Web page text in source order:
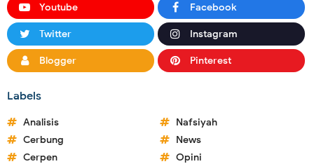
Youtube Facebook
Twitter Instagram
Blogger Pinterest
Labels
Analisis
Cerbung
Cerpen
Nafsiyah
News
Opini